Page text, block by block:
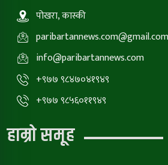
पोखरा, कास्की
paribartannews.com@gmail.com
info@paribartannews.com
+९७७ ९८४७०४१९४९
+९७७ ९८५६०११९४९
हाम्रो समूह